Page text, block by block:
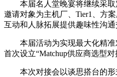
本届名人堂晚宴将继续采取
邀请对象为主机厂、Tier1、方
互动和人脉拓展提供趣味性沟通
本届活动为实现最大化精准
首次设立“Matchup供应商选型对
本次对接会以谈思搭台的形